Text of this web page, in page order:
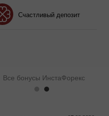
Бонус 30%
Все бонусы ИнстаФорекс